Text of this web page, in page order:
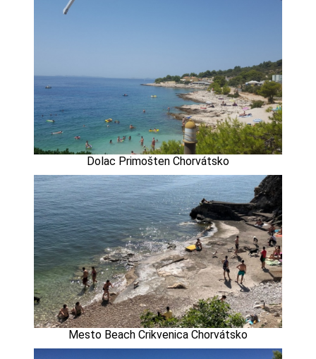
Dolac Primošten Chorvátsko
Mesto Beach Crikvenica Chorvátsko